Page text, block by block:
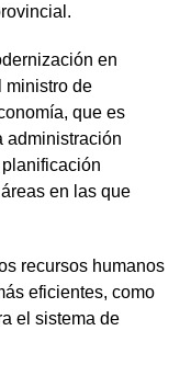
en
ministro de
que es
administración
en las que
recursos humanos
eficientes, como
el sistema de